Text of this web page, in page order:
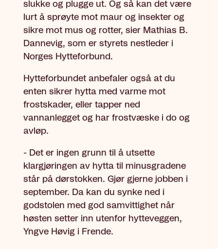
slukke og plugge ut. Og så kan det være
lurt å sprøyte mot maur og insekter og
sikre mot mus og rotter, sier Mathias B.
Dannevig, som er styrets nestleder i
Norges Hytteforbund.
Hytteforbundet anbefaler også at du
enten sikrer hytta med varme mot
frostskader, eller tapper ned
vannanlegget og har frostvæske i do og
avløp.
- Det er ingen grunn til å utsette
klargjøringen av hytta til minusgradene
står på dørstokken. Gjør gjerne jobben i
september. Da kan du synke ned i
godstolen med god samvittighet når
høsten setter inn utenfor hytteveggen,
Yngve Høvig i Frende.